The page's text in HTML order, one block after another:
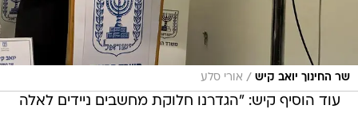
שר החינוך יואב קיש / אורי סלע
עוד הוסיף קיש: "הגדרנו חלוקת מחשבים ניידים לאלה